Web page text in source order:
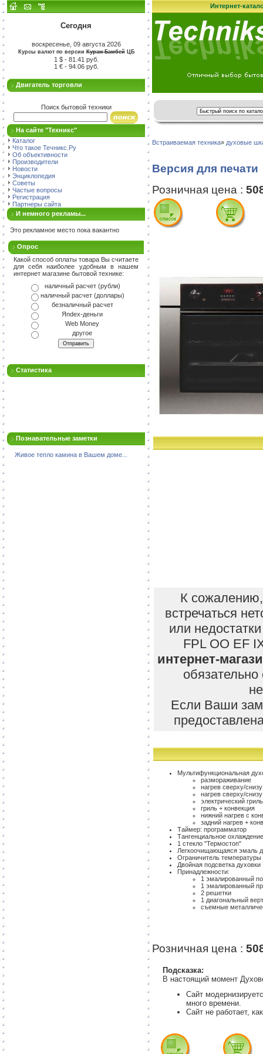
Сегодня
воскресенье, 09 августа 2026
Курсы валют по версииКураж-БамбейЦБ
1 $ - 81.41 руб.
1 € - 94.06 руб.
Двигатель торговли
Поиск бытовой техники
На сайте "Техникс"
Каталог
Что такое Течникс.Ру
Об объективности
Производители
Новости
Энциклопедия
Советы
Частые вопросы
Регистрация
Партнеры сайта
И немного рекламы...
Это рекламное место пока вакантно
Опрос
Какой способ оплаты товара Вы считаете
для себя наиболее удобным в нашем
интернет магазине бытовой технике:
наличный расчет (рубли)
наличный расчет (доллары)
безналичный расчет
Яndex-деньги
Web Money
другое
Статистика
Познавательные заметки
Живое тепло камина в Вашем доме...
Интернет-
Встраиваемая техника» духовые
Версия для печати
Розничная цена :
К сожалению,
встречаться
или
FPL OO EF
интернет-
Если Ваши
Мультифункциональная
размораживание
нагрев сверху/снизу
нагрев сверху/
электрический
гриль + конвекция
нижний нагрев с
задний нагрев +
Таймер: программатор
Тангенциальное охлаждение
1 стекло "Термостоп"
Легкоочищающаяся эмаль
Ограничитель температуры
Двойная подсветка духовки
Принадлежности:
1 эмалированный
1 эмалированный
2 решетки
1 диагональный
съемные
Розничная цена :
Подсказка:
В настоящий момент
Сайт
много времени.
Сайт не работает,